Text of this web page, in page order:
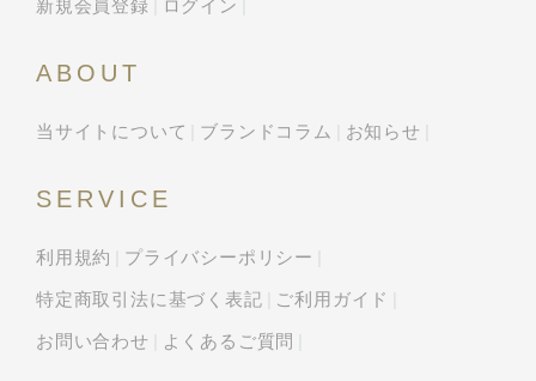
新規会員登録 ログイン
ABOUT
当サイトについて ブランドコラム お知らせ
SERVICE
利用規約 プライバシーポリシー
特定商取引法に基づく表記 ご利用ガイド
お問い合わせ よくあるご質問